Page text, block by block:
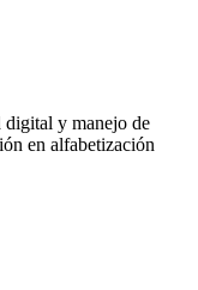
digital y manejo de
en alfabetización